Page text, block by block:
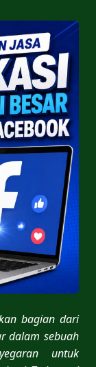
bagian dari
dalam sebuah
untuk